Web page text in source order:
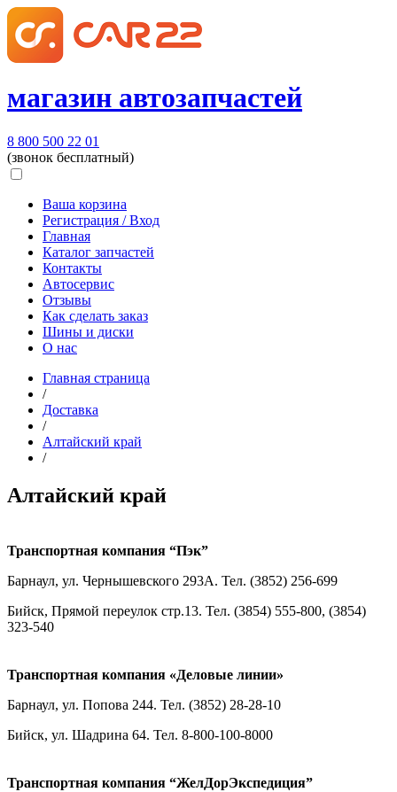
магазин автозапчастей
8 800 500 22 01
(звонок бесплатный)
Ваша корзина
Регистрация / Вход
Главная
Каталог запчастей
Контакты
Автосервис
Отзывы
Как сделать заказ
Шины и диски
О нас
Главная страница
/
Доставка
/
Алтайский край
/
Алтайский край
Транспортная компания “Пэк”
Барнаул, ул. Чернышевского 293А. Тел. (3852) 256-699
Бийск, Прямой переулок стр.13. Тел. (3854) 555-800, (3854)
323-540
Транспортная компания «Деловые линии»
Барнаул, ул. Попова 244. Тел. (3852) 28-28-10
Бийск, ул. Шадрина 64. Тел. 8-800-100-8000
Транспортная компания “ЖелДорЭкспедиция”